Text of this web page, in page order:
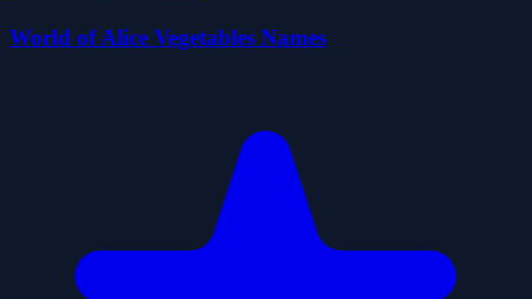
World of Alice Vegetables Names